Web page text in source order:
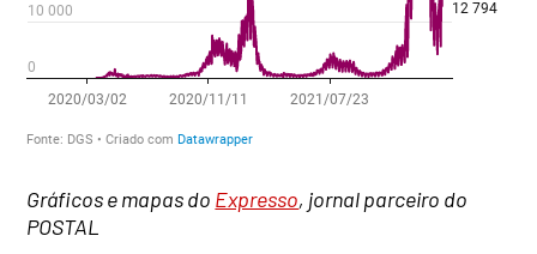
Gráficos e mapas do Expresso, jornal parceiro do
POSTAL